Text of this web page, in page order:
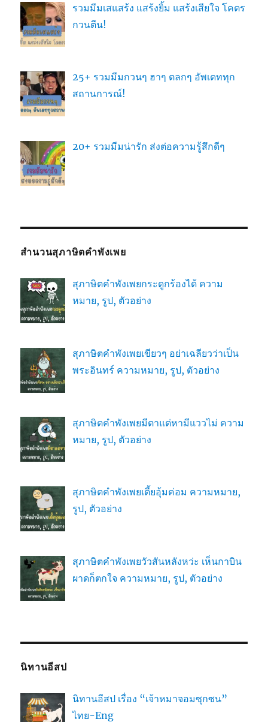
รวมมีมเสแสร้ง แสร้งยิ้ม แสร้งเสียใจ โคตร
กวนตีน!
25+ รวมมีมกวนๆ ฮาๆ ตลกๆ อัพเดททุก
สถานการณ์!
20+ รวมมีมน่ารัก ส่งต่อความรู้สึกดีๆ
สำนวนสุภาษิตคำพังเพย
สุภาษิตคำพังเพยกระดูกร้องได้ ความ
หมาย, รูป, ตัวอย่าง
สุภาษิตคำพังเพยเขียวๆ อย่าเฉลียวว่าเป็น
พระอินทร์ ความหมาย, รูป, ตัวอย่าง
สุภาษิตคำพังเพยมีตาแต่หามีแววไม่ ความ
หมาย, รูป, ตัวอย่าง
สุภาษิตคำพังเพยเตี้ยอุ้มค่อม ความหมาย,
รูป, ตัวอย่าง
สุภาษิตคำพังเพยวัวสันหลังหว่ะ เห็นกาบิน
ผาดก็ตกใจ ความหมาย, รูป, ตัวอย่าง
นิทานอีสป
นิทานอีสป เรื่อง “เจ้าหมาจอมซุกซน”
ไทย-Eng